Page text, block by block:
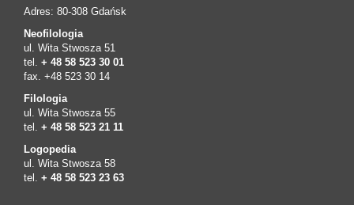
Adres: 80-308 Gdańsk
Neofilologia
ul. Wita Stwosza 51
tel. + 48 58 523 30 01
fax. +48 523 30 14
Filologia
ul. Wita Stwosza 55
tel. + 48 58 523 21 11
Logopedia
ul. Wita Stwosza 58
tel. + 48 58 523 23 63